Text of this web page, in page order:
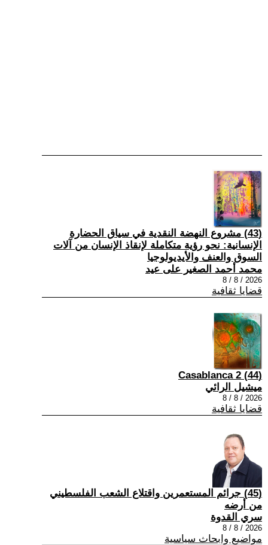
(43) مشروع النهضة النقدية في سياق الحضارة
الإنسانية: نحو رؤية متكاملة لإنقاذ الإنسان من آلات
السوق والعنف والأيديولوجيا
محمد أحمد الصغير على عيد
2026 / 8 / 8
قضايا ثقافية
(44) Casablanca 2
ميشيل الرائي
2026 / 8 / 8
قضايا ثقافية
(45) جرائم المستعمرين واقتلاع الشعب الفلسطيني
من أرضه
سري القدوة
2026 / 8 / 8
مواضيع وابحاث سياسية